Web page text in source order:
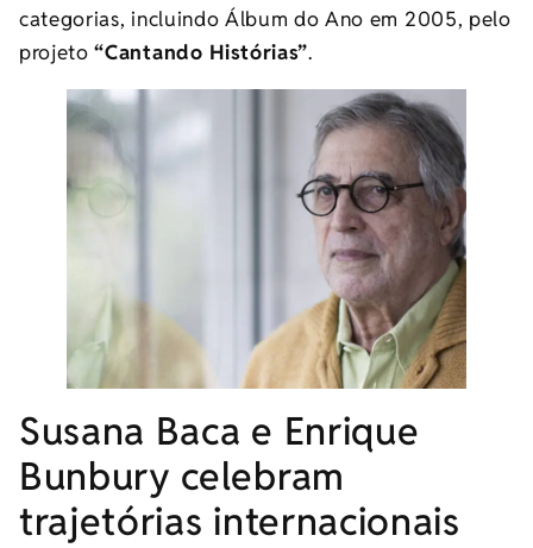
categorias, incluindo Álbum do Ano em 2005, pelo
projeto“Cantando Histórias”.
Susana Baca e Enrique
Bunbury celebram
trajetórias internacionais